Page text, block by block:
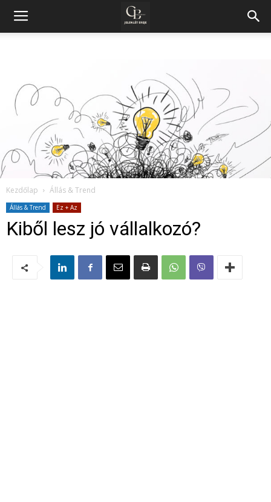
Kezdőlap Állás & Trend
Állás & Trend Ez + Az
Kiből lesz jó vállalkozó?